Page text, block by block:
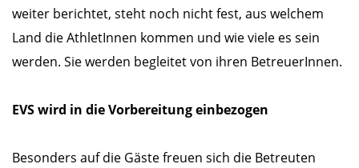
weiter berichtet, steht noch nicht fest, aus welchem
Land die AthletInnen kommen und wie viele es sein
werden. Sie werden begleitet von ihren BetreuerInnen.
EVS wird in die Vorbereitung einbezogen
Besonders auf die Gäste freuen sich die Betreuten